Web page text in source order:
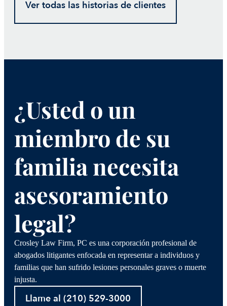
Ver todas las historias de clientes
¿Usted o un
miembro de su
familia necesita
asesoramiento
legal?
Crosley Law Firm, PC es una corporación profesional de
abogados litigantes enfocada en representar a individuos y
familias que han sufrido lesiones personales graves o muerte
injusta.
Llame al (210) 529-3000